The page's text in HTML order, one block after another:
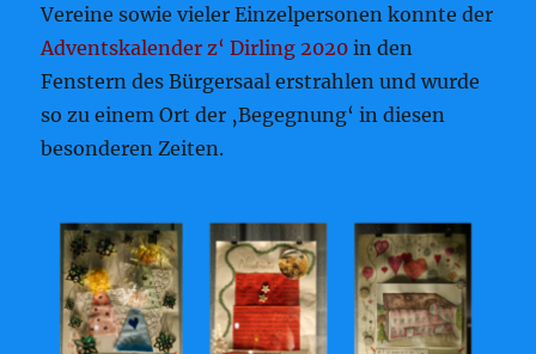
Vereine sowie vieler Einzelpersonen konnte der
Adventskalender z‘ Dirling 2020in den
Fenstern des Bürgersaal erstrahlen und wurde
so zu einem Ort der ‚Begegnung‘ in diesen
besonderen Zeiten.